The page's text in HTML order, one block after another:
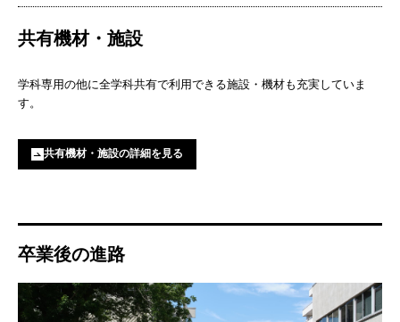
共有機材・施設
学科専用の他に全学科共有で利用できる施設・機材も充実していま
す。
共有機材・施設の詳細を見る
卒業後の進路